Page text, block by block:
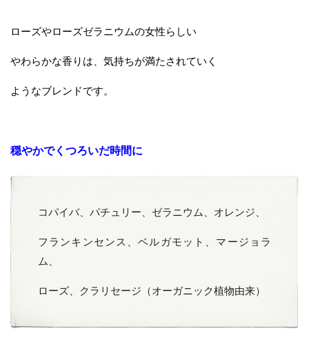
ローズやローズゼラニウムの女性らしい
やわらかな香りは、気持ちが満たされていく
ようなブレンドです。
穏やかでくつろいだ時間に
コパイバ、パチュリー、ゼラニウム、オレンジ、
フランキンセンス、ベルガモット、マージョラ
ム、
ローズ、クラリセージ（オーガニック植物由来）